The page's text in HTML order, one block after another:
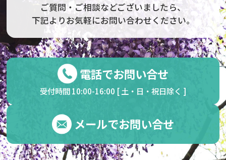
ご質問・ご相談などございましたら、
下記よりお気軽にお問い合わせください。
電話でお問い合せ
受付時間 10:00-16:00 [ 土・日・祝日除く ]
メールでお問い合せ